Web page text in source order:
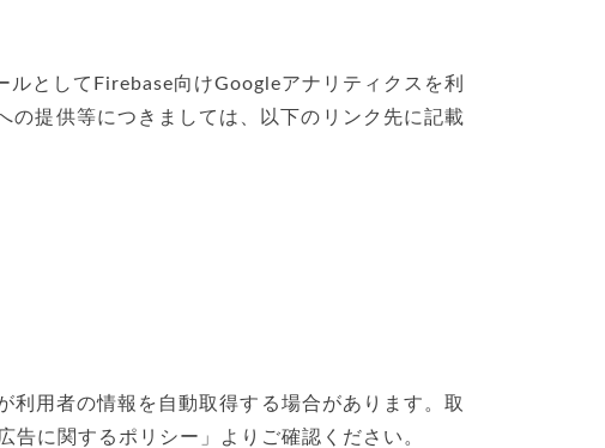
としてFirebase向けGoogleアナリティクスを利
の提供等につきましては、以下のリンク先に記載
用者の情報を自動取得する場合があります。取
に関するポリシー」よりご確認ください。